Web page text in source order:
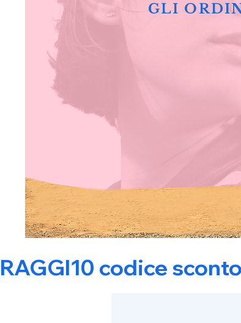
GLI
RAGGI10 codice